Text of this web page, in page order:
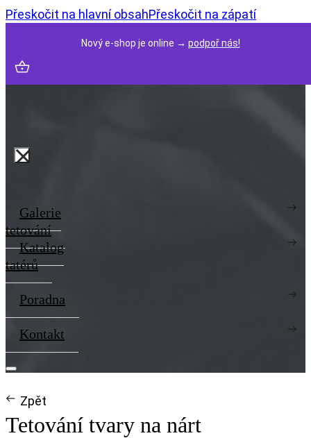
Přeskočit na hlavní obsahPřeskočit na zápatí
Nový e-shop je online → podpoř nás!
Galerie
tetování
Katalog
tatérů
Poradna
Kontakt
Zpět
Tetování tvary na nárt